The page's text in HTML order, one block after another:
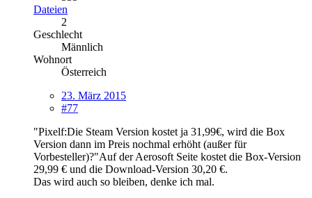
Dateien
2
Geschlecht
Männlich
Wohnort
Österreich
23. März 2015
#77
"Pixelf:Die Steam Version kostet ja 31,99€, wird die Box
Version dann im Preis nochmal erhöht (außer für
Vorbesteller)?"Auf der Aerosoft Seite kostet die Box-Version
29,99 € und die Download-Version 30,20 €.
Das wird auch so bleiben, denke ich mal.